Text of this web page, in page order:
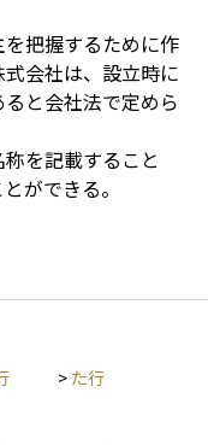
把握するために作
会社は、設立時に
と会社法で定めら
を記載すること
ができる。
> た行